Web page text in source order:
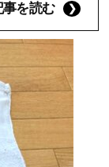
事を読む